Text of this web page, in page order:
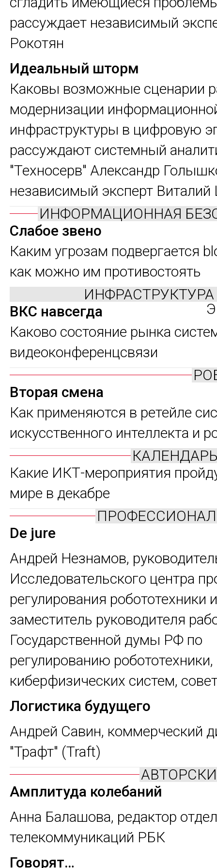
рассуждает независимый
Рокотян
Идеальный шторм
Каковы возможные сценарии
модернизации
инфраструктуры в цифровую
рассуждают системный
"Техносерв" Александр
независимый эксперт
ИНФОРМАЦИОННАЯ
Слабое звено
Каким угрозам подвергается
как можно им противостоять
ВКС навсегда
Каково состояние рынка
видеоконференцсвязи
Вторая смена
Как применяются в ретейле
искусственного интеллекта и
Какие ИКТ-мероприятия
мире в декабре
De jure
Андрей Незнамов,
Исследовательского центра
регулирования робототехники
заместитель руководителя
Государственной думы РФ по
регулированию
киберфизических систем,
Логистика будущего
Андрей Савин, коммерческий
"Трафт" (Traft)
Амплитуда колебаний
Анна Балашова, редактор
телекоммуникаций РБК
Говорят…